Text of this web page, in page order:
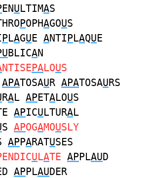
ENULTIMAS
POPHAGOUS
PLAGUE ANTIPLAQUE
BLICAN
NTISEPALOUS
APATOSAUR APATOSAURS
RAL APETALOUS
APICULTURAL
S APOGAMOUSLY
APPARATUSES
ULATE APPLAUD
APPLAUDER